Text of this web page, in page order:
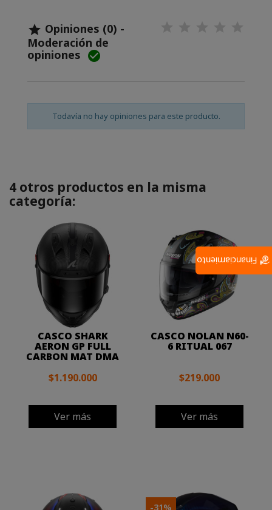
 Opiniones (0) -
Moderación de
opiniones 
Todavía no hay opiniones para este producto.
4 otros productos en la misma
categoría:
CASCO SHARK
AERON GP FULL
CARBON MAT DMA
$1.190.000
Ver más
CASCO NOLAN N60-
6 RITUAL 067
$219.000
Ver más
-31%
Financiamiento